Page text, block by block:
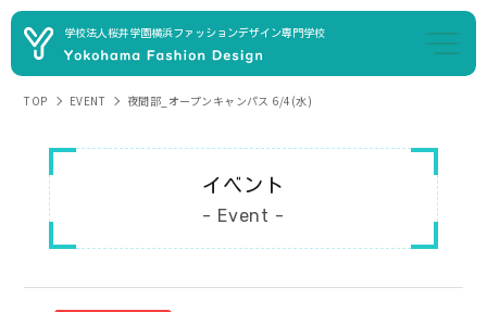
学校法人桜井学園横浜ファッションデザイン専門学校
TOP EVENT 夜間部_オープンキャンパス 6/4(水)
イベント
- Event -